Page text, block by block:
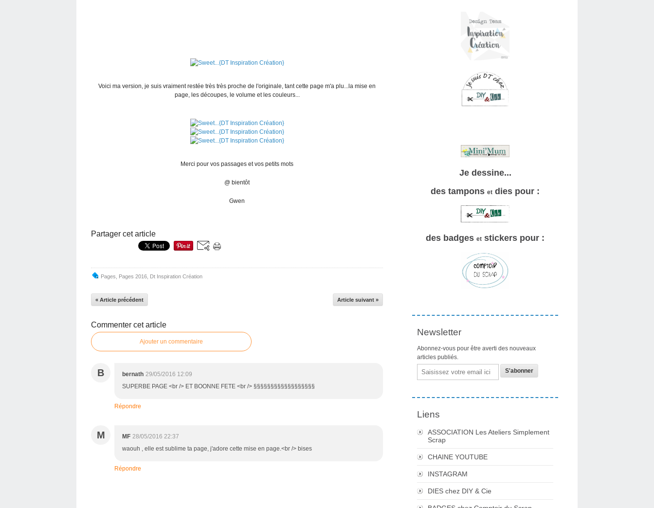
Voici ma version, je suis vraiment restée très très proche de l'originale, tant cette page m'a plu...la mise en
page, les découpes, le volume et les couleurs...
Merci pour vos passages et vos petits mots
@ bientôt
Gwen
Partager cet article
Pages Pages 2016 Dt Inspiration Création
« Article précédent Article suivant »
Commenter cet article
Ajouter un commentaire
B bernath 29/05/2016 12:09
SUPERBE PAGE <br /> ET BOONNE FETE <br /> §§§§§§§§§§§§§§§§§§
Répondre
M MF 28/05/2016 22:37
waouh , elle est sublime ta page, j'adore cette mise en page.<br /> bises
Répondre
Je dessine...
des tampons et dies pour :
des badges et stickers pour :
Newsletter
Abonnez-vous pour être averti des nouveaux
articles publiés.
Email
Liens
ASSOCIATION Les Ateliers Simplement
Scrap
CHAINE YOUTUBE
INSTAGRAM
DIES chez DIY & Cie